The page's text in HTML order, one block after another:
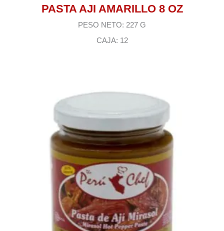
PASTA AJI AMARILLO 8 OZ
PESO NETO: 227 G
CAJA: 12